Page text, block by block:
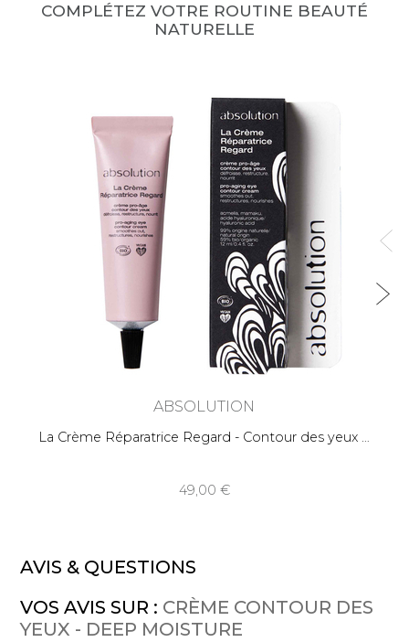
COMPLÉTEZ VOTRE ROUTINE BEAUTÉ
NATURELLE
ABSOLUTION
La Crème Réparatrice Regard - Contour des yeux
49,00
AVIS & QUESTIONS
VOS AVIS SUR : CRÈME CONTOUR DES
YEUX - DEEP MOISTURE